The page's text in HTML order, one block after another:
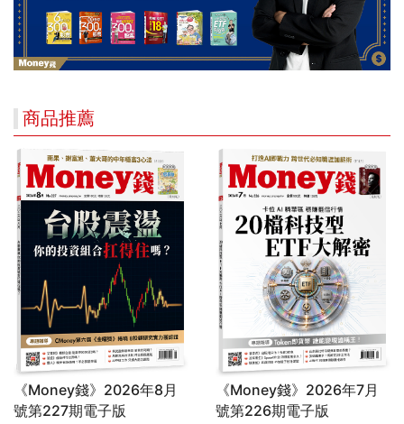
商品推薦
《Money錢》2026年8月
號第227期電子版
《Money錢》2026年7月
號第226期電子版